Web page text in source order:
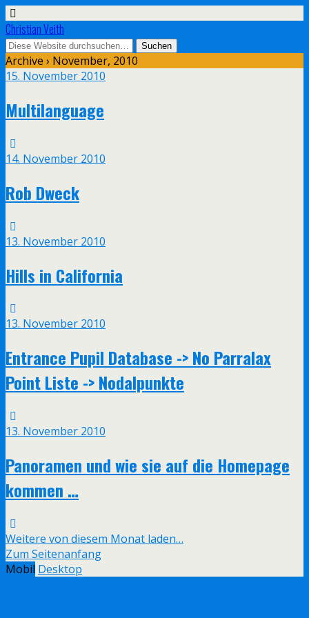
Christian Veith
Archive › November, 2010
15. November 2010
Multilanguage
14. November 2010
Rob Dweck
13. November 2010
Hills in California
13. November 2010
Entrance Pupil Database -> No Parralax
Point Liste -> Nodalpunkte
13. November 2010
Panoramen und wie sie auf die Homepage
kommen …
Weitere von diesem Monat laden…
Zum Seitenanfang
Mobil Desktop